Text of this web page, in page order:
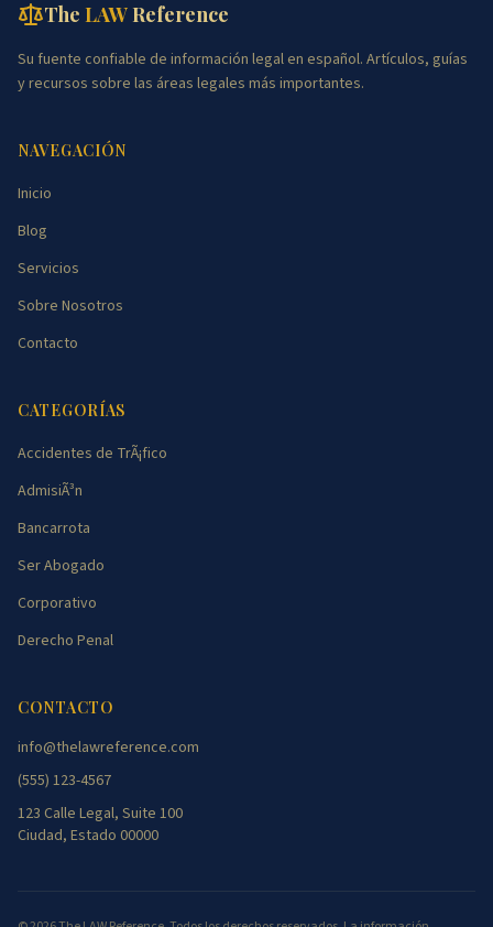
The LAWReference
Su fuente confiable de información legal en español. Artículos, guías
y recursos sobre las áreas legales más importantes.
NAVEGACIÓN
Inicio
Blog
Servicios
Sobre Nosotros
Contacto
CATEGORÍAS
Accidentes de TrÃ¡fico
AdmisiÃ³n
Bancarrota
Ser Abogado
Corporativo
Derecho Penal
CONTACTO
info@thelawreference.com
(555) 123-4567
123 Calle Legal, Suite 100
Ciudad, Estado 00000